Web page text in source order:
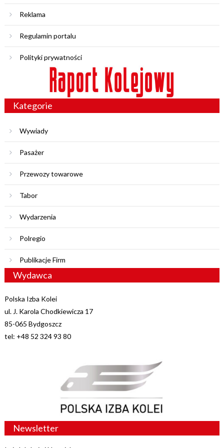
Reklama
Regulamin portalu
Polityki prywatności
Kategorie
Wywiady
Pasażer
Przewozy towarowe
Tabor
Wydarzenia
Polregio
Publikacje Firm
Wydawca
Polska Izba Kolei
ul. J. Karola Chodkiewicza 17
85-065 Bydgoszcz
tel: +48 52 324 93 80
Newsletter